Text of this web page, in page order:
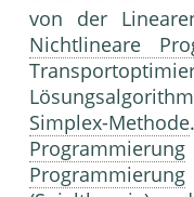
von der
Nichtlineare
Simplex-Methode
Programmierung
Programmierung